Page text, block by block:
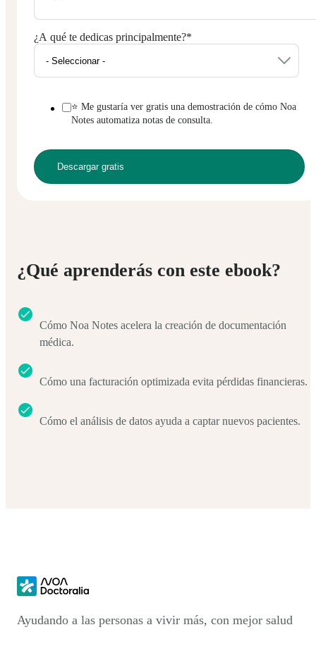
¿A qué te dedicas principalmente?*
⭐ Me gustaría ver gratis una demostración de cómo Noa
Notes automatiza notas de consulta.
¿Qué aprenderás con este ebook?
Cómo Noa Notes acelera la creación de documentación
médica.
Cómo una facturación optimizada evita pérdidas financieras.
Cómo el análisis de datos ayuda a captar nuevos pacientes.
Ayudando a las personas a vivir más, con mejor salud